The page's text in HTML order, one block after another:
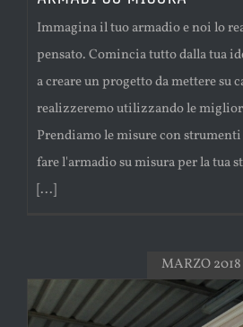
Immagina il tuo armadio e noi lo
pensato. Comincia tutto dalla tua
a creare un progetto da mettere su
realizzeremo utilizzando le
Prendiamo le misure con
fare l'armadio su misura per la tua
[...]
MARZO 2018